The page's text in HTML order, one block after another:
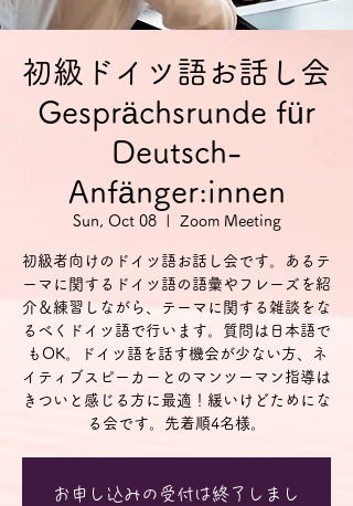
初級ドイツ語お話し会
Gesprächsrunde für
Deutsch-
Anfänger:innen
Sun, Oct 08
  |
Zoom Meeting
初級者向けのドイツ語お話し会です。あるテ
ーマに関するドイツ語の語彙やフレーズを紹
介＆練習しながら、テーマに関する雑談をな
るべくドイツ語で行います。質問は日本語で
もOK。ドイツ語を話す機会が少ない方、ネ
イティブスピーカーとのマンツーマン指導は
きついと感じる方に最適！緩いけどためにな
る会です。先着順4名様。
お申し込みの受付は終了しまし